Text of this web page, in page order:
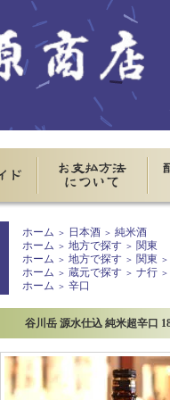
ホーム ＞ 日本酒 ＞ 純米酒
ホーム ＞ 地方で探す ＞ 関東
ホーム ＞ 地方で探す ＞ 関東 ＞
ホーム ＞ 蔵元で探す ＞ ナ行 ＞
ホーム ＞ 辛口
谷川岳 源水仕込 純米超辛口